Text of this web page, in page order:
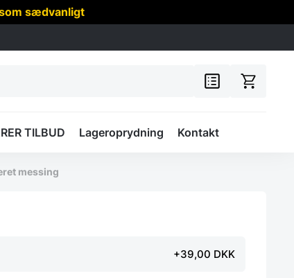
sædvanligt
TILBUD Lageroprydning Kontakt
messing
+39,00 DKK